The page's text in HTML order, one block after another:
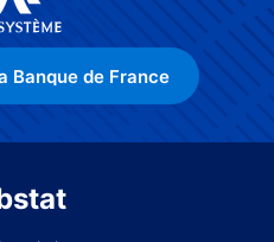
Banque de France